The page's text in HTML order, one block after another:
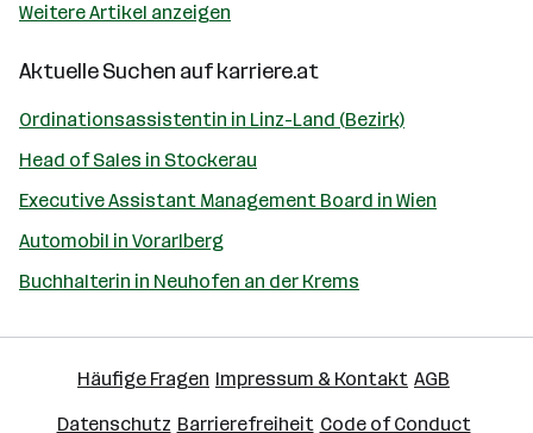
Weitere Artikel anzeigen
Aktuelle Suchen aufkarriere.at
Ordinationsassistentin in Linz-Land (Bezirk)
Head of Sales in Stockerau
Executive Assistant Management Board in Wien
Automobil in Vorarlberg
Buchhalterin in Neuhofen an der Krems
Häufige Fragen Impressum & Kontakt AGB
Datenschutz Barrierefreiheit Code of Conduct